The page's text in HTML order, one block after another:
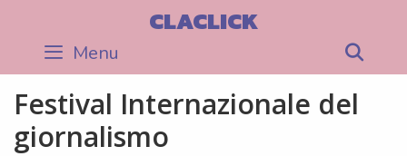
content
CLACLICK
Menu
Festival Internazionale del
giornalismo